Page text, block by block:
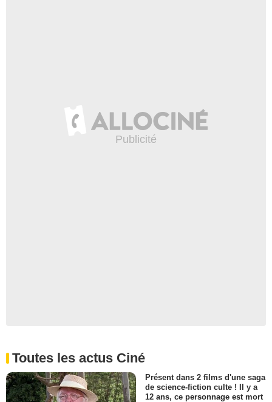
Toutes les actus Ciné
Présent dans 2 films d'une saga
de science-fiction culte ! Il y a
12 ans, ce personnage est mort